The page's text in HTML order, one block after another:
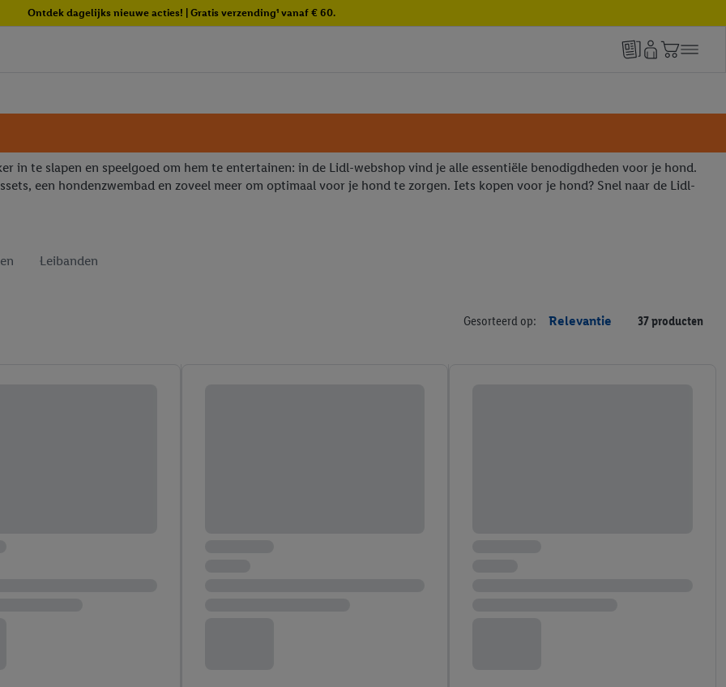
Ontdek dagelijks nieuwe acties! | Gratis verzending¹ vanaf € 60.
in te slapen en speelgoed om hem te entertainen: in de Lidl-webshop vind je alle essentiële benodigdheden voor je hond.
een hondenzwembad en zoveel meer om optimaal voor je hond te zorgen. Iets kopen voor je hond? Snel naar de Lidl-
Leibanden
Gesorteerd op: Relevantie 37 producten